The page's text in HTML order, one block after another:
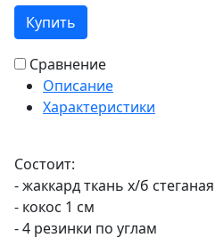
Купить
Сравнение
Описание
Характеристики
Состоит:
- жаккард ткань х/б
- кокос 1 см
- 4 резинки по углам